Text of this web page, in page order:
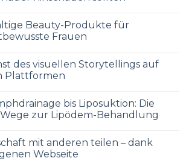
Beauty-Produkte für
Frauen
des visuellen Storytellings auf
Plattformen
bis Liposuktion: Die
zur Lipödem-Behandlung
mit anderen teilen – dank
Webseite